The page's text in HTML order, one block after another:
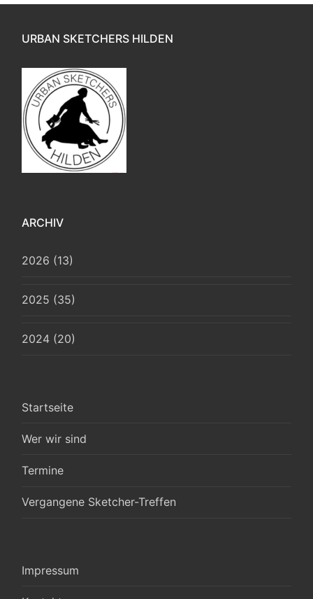
URBAN SKETCHERS HILDEN
ARCHIV
2026 (13)
2025 (35)
2024 (20)
Startseite
Wer wir sind
Termine
Vergangene Sketcher-Treffen
Impressum